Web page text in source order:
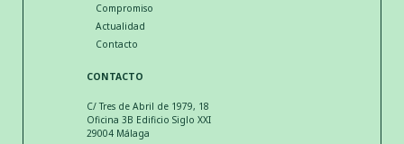
Compromiso
Actualidad
Contacto
CONTACTO
C/ Tres de Abril de 1979, 18
Oficina 3B Edificio Siglo XXI
29004 Málaga